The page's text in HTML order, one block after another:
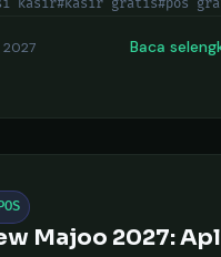
kasir#kasir gratis#pos
2027 Baca
Majoo 2027: